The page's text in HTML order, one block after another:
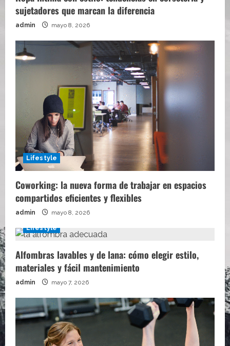
sujetadores que marcan la diferencia
admin mayo 8, 2026
Lifestyle
Coworking: la nueva forma de trabajar en espacios
compartidos eficientes y flexibles
admin mayo 8, 2026
Lifestyle
Alfombras lavables y de lana: cómo elegir estilo,
materiales y fácil mantenimiento
admin mayo 7, 2026